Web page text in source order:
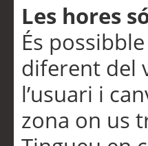
Les hores
És
diferent del
l’usuari i
zona on us